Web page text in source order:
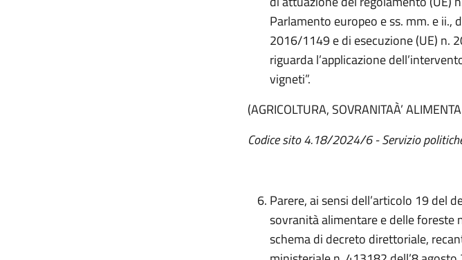
Parlamento europeo e ss. mm. e ii.,
2016/1149 e di esecuzione (UE) n.
riguarda l’applicazione
vigneti”.
(AGRICOLTURA, SOVRANITAÀ’
Codice sito 4.18/2024/6 - Servizio
Parere, ai sensi dell’articolo 19 del
sovranità alimentare e delle foreste
schema di decreto direttoriale,